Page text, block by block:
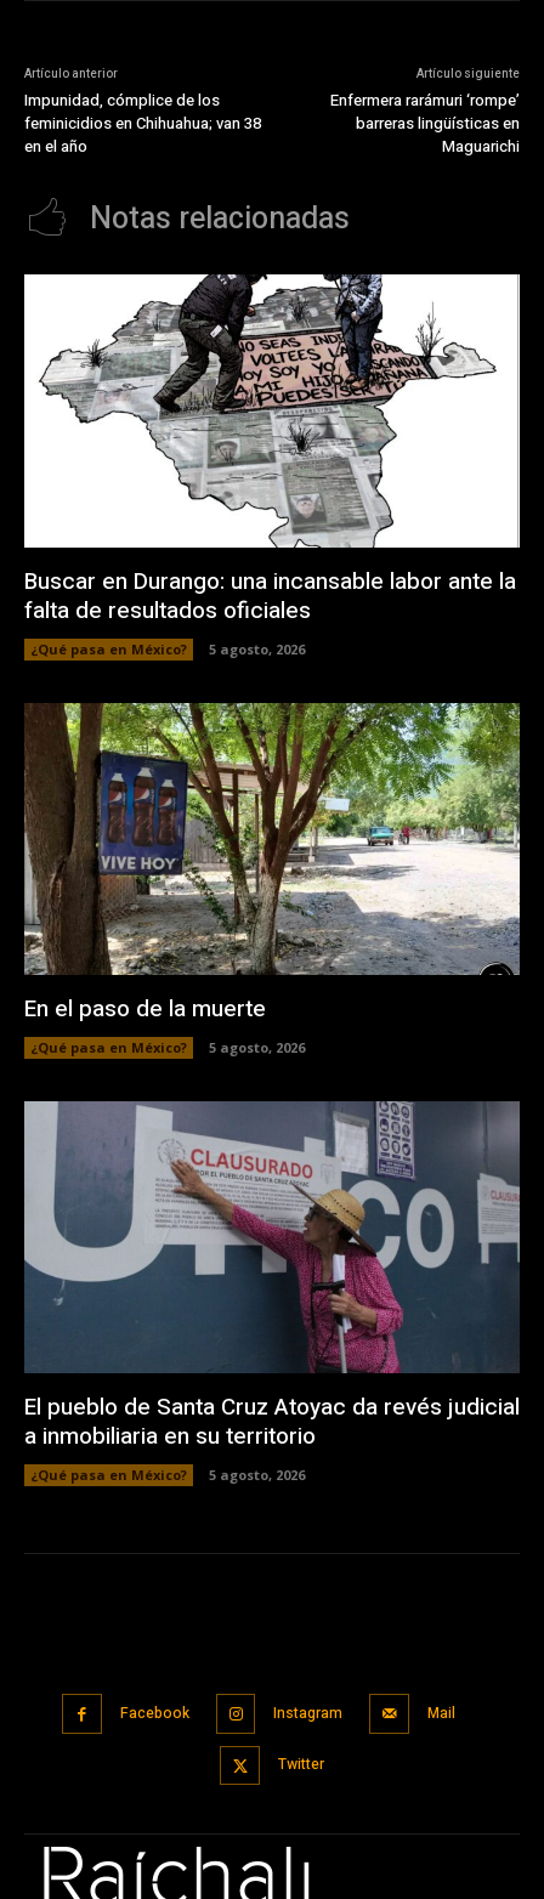
Artículo anterior
Impunidad, cómplice de los
feminicidios en Chihuahua; van 38
en el año
Artículo siguiente
Enfermera rarámuri ‘rompe’
barreras lingüísticas en
Maguarichi
Notas relacionadas
Buscar en Durango: una incansable labor ante la
falta de resultados oficiales
¿Qué pasa en México? 5 agosto, 2026
En el paso de la muerte
¿Qué pasa en México? 5 agosto, 2026
El pueblo de Santa Cruz Atoyac da revés judicial
a inmobiliaria en su territorio
¿Qué pasa en México? 5 agosto, 2026
Facebook Instagram Mail
Twitter